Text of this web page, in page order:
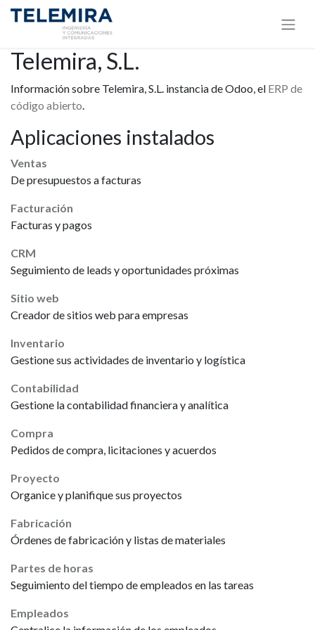
Telemira, S.L.
Información sobre Telemira, S.L. instancia de Odoo, el ERP de
código abierto.
Aplicaciones instalados
Ventas
De presupuestos a facturas
Facturación
Facturas y pagos
CRM
Seguimiento de leads y oportunidades próximas
Sitio web
Creador de sitios web para empresas
Inventario
Gestione sus actividades de inventario y logística
Contabilidad
Gestione la contabilidad financiera y analítica
Compra
Pedidos de compra, licitaciones y acuerdos
Proyecto
Organice y planifique sus proyectos
Fabricación
Órdenes de fabricación y listas de materiales
Partes de horas
Seguimiento del tiempo de empleados en las tareas
Empleados